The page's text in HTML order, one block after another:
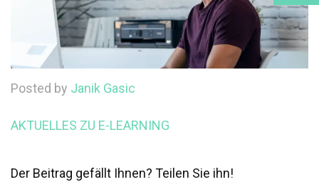
Posted by Janik Gasic
AKTUELLES ZU E-LEARNING
Der Beitrag gefällt Ihnen? Teilen Sie ihn!